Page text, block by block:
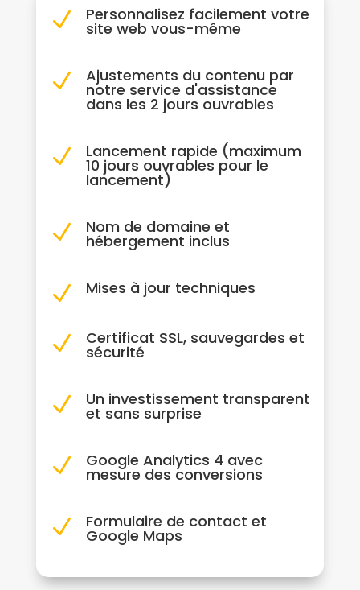
N Personnalisez facilement votre
site web vous-même
N Ajustements du contenu par
notre service d'assistance
dans les 2 jours ouvrables
N Lancement rapide (maximum
10 jours ouvrables pour le
lancement)
N Nom de domaine et
hébergement inclus
N Mises à jour techniques
N Certificat SSL, sauvegardes et
sécurité
N Un investissement transparent
et sans surprise
N Google Analytics 4 avec
mesure des conversions
N Formulaire de contact et
Google Maps